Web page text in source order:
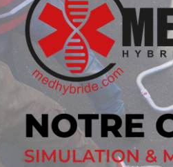
Lieutenant Anthony SAINT-
<Retour à la liste des pompiers
Anthony
Grade : Lieutenant